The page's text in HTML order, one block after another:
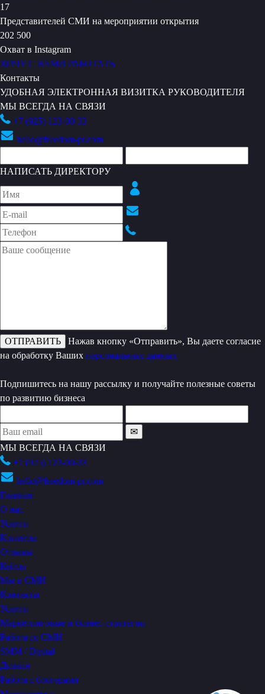
17
Представителей СМИ на мероприятии открытия
202 500
Охват в Instagram
ХОЧУ С ВАМИ РАБОТАТЬ
Контакты
УДОБНАЯ ЭЛЕКТРОННАЯ ВИЗИТКА РУКОВОДИТЕЛЯ
МЫ ВСЕГДА НА СВЯЗИ
+7 (925) 123-00-33
hello@freedom-pr.com
НАПИСАТЬ ДИРЕКТОРУ
Нажав кнопку «Отправить», Вы даете согласие
на обработку Ваших персональных данных
Подпишитесь на нашу рассылку и получайте полезные советы
по развитию бизнеса
МЫ ВСЕГДА НА СВЯЗИ
+7 (925) 123-00-33
hello@freedom-pr.com
Главная
О нас
Услуги
Клиенты
Отзывы
Кейсы
Мы в СМИ
Контакты
Услуги
Маркетинговые и бизнес-стратегии
Работа со СМИ
SMM / Digital
Дизайн
Работа с блогерами